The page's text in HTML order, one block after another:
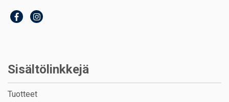
Sisältölinkkejä
Tuotteet